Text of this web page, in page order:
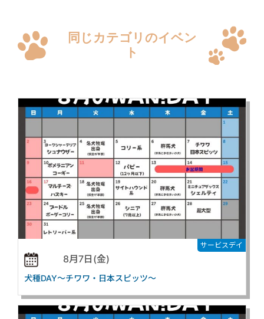
同じカテゴリのイベン
ト
サービスデイ
8月7日(金)
犬種DAY～チワワ・日本スピッツ～